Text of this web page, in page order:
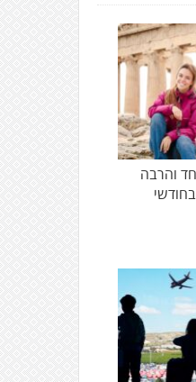
והרבה